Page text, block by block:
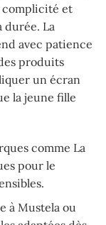
complicité et
durée. La
avec patience
produits
un écran
la jeune fille
comme La
pour le
à Mustela ou